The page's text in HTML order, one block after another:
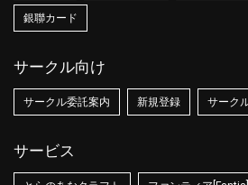
銀聯カード
サークル向け
サークル委託案内 新規登録 サーク
サービス